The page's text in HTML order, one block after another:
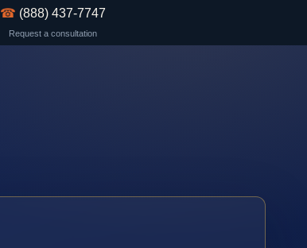
☎ (888) 437-7747
Request a consultation